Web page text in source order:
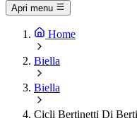
Apri menu
Home
Biella
Biella
Cicli Bertinetti Di